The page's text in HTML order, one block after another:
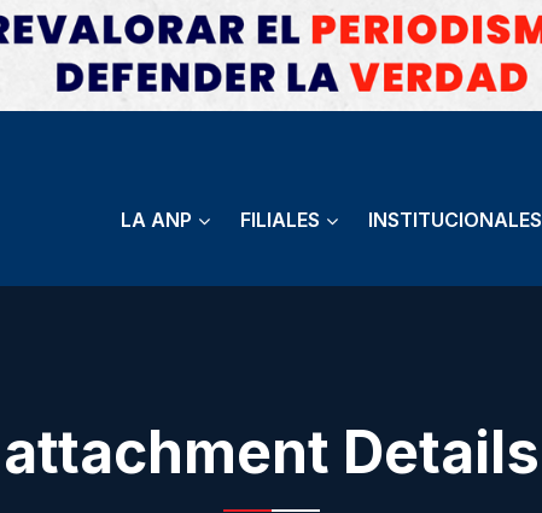
LA ANP FILIALES INSTITUCIONALES
attachment Details